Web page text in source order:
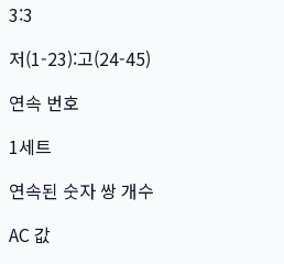
3:3
저(1-23):고(24-45)
연속 번호
1세트
연속된 숫자 쌍 개수
AC 값